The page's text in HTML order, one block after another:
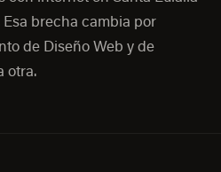
brecha cambia por
de Diseño Web y de
otra.